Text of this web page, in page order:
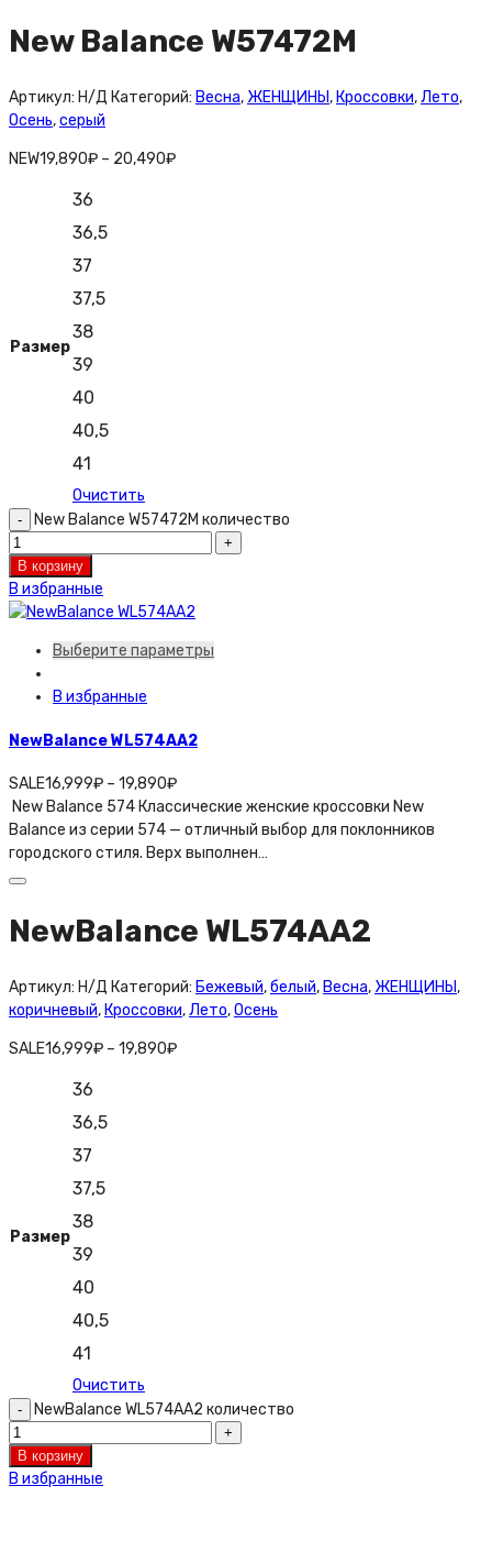
New Balance W57472M
Артикул: Н/Д Категорий: Весна, ЖЕНЩИНЫ , Кроссовки,Лето,
Осень,серый
NEW19,890₽ – 20,490₽
Размер
36
36,5
37
37,5
38
39
40
40,5
41
Очистить
New Balance W57472M количество
В корзину
В избранные
Выберите параметры
В избранные
NewBalance WL574AA2
SALE16,999₽ – 19,890₽
New Balance 574 Классические женские кроссовки New
Balance из серии 574 — отличный выбор для поклонников
городского стиля. Верх выполнен…
NewBalance WL574AA2
Артикул: Н/Д Категорий: Бежевый,белый, Весна, ЖЕНЩИНЫ ,
коричневый, Кроссовки,Лето,Осень
SALE16,999₽ – 19,890₽
Размер
36
36,5
37
37,5
38
39
40
40,5
41
Очистить
NewBalance WL574AA2 количество
В корзину
В избранные